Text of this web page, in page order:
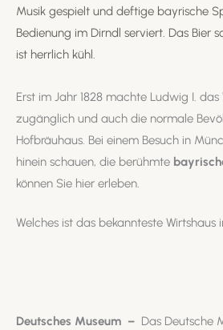
Welches ist das bekannteste Wirtshaus
Musik gespielt und deftige bayrische
Bedienung im Dirndl serviert. Das Bier
ist herrlich kühl.
Erst im Jahr 1828 machte Ludwig I.
zugänglich und auch die normale
Hofbräuhaus. Bei einem Besuch in
hinein schauen, die berühmte
können Sie hier erleben.
Deutsches Museum – Das Deutsche